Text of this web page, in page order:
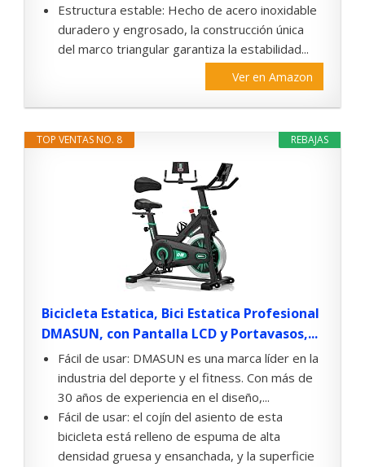
Estructura estable: Hecho de acero inoxidable
duradero y engrosado, la construcción única
del marco triangular garantiza la estabilidad...
Ver en Amazon
REBAJAS
TOP VENTAS NO. 8
Bicicleta Estatica, Bici Estatica Profesional
DMASUN, con Pantalla LCD y Portavasos,...
Fácil de usar: DMASUN es una marca líder en la
industria del deporte y el fitness. Con más de
30 años de experiencia en el diseño,...
Fácil de usar: el cojín del asiento de esta
bicicleta está relleno de espuma de alta
densidad gruesa y ensanchada, y la superficie